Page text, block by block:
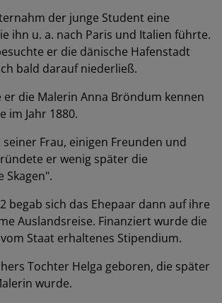
der junge Student eine
ihn u. a. nach Paris und Italien führte.
er die dänische Hafenstadt
bald darauf niederließ.
er die Malerin Anna Bröndum kennen
im Jahr 1880.
Frau, einigen Freunden und
er wenig später die
Skagen".
begab sich das Ehepaar dann auf ihre
Auslandsreise. Finanziert wurde die
Staat erhaltenes Stipendium.
Tochter Helga geboren, die später
wurde.